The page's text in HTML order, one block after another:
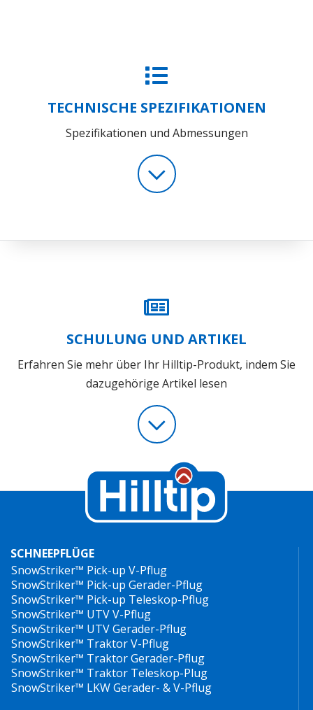
TECHNISCHE SPEZIFIKATIONEN
Spezifikationen und Abmessungen
SCHULUNG UND ARTIKEL
Erfahren Sie mehr über Ihr Hilltip-Produkt, indem Sie
dazugehörige Artikel lesen
SCHNEEPFLÜGE
SnowStriker™ Pick-up V-Pflug
SnowStriker™ Pick-up Gerader-Pflug
SnowStriker™ Pick-up Teleskop-Pflug
SnowStriker™ UTV V-Pflug
SnowStriker™ UTV Gerader-Pflug
SnowStriker™ Traktor V-Pflug
SnowStriker™ Traktor Gerader-Pflug
SnowStriker™ Traktor Teleskop-Plug
SnowStriker™ LKW Gerader- & V-Pflug